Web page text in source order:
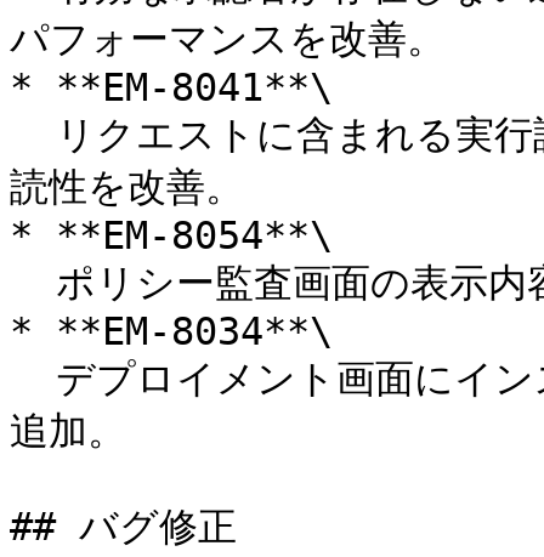
パフォーマンスを改善。
* **EM-8041**\
読性を改善。
* **EM-8054**\
* **EM-8034**\
追加。
## バグ修正